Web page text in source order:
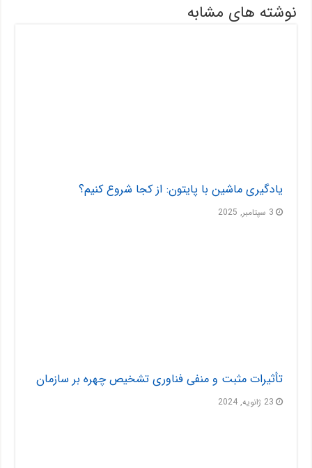
نوشته های مشابه
یادگیری ماشین با پایتون: از کجا شروع کنیم؟
3 سپتامبر, 2025
تأثیرات مثبت و منفی فناوری تشخیص چهره بر سازمان
23 ژانویه, 2024